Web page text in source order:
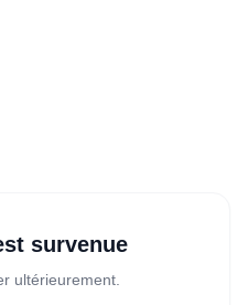
survenue
ultérieurement.